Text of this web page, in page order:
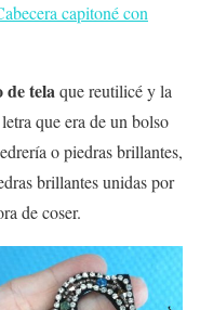
capitoné con
de telaque reutilicé y la
que era de un bolso
o piedras brillantes,
brillantes unidas por
de coser.